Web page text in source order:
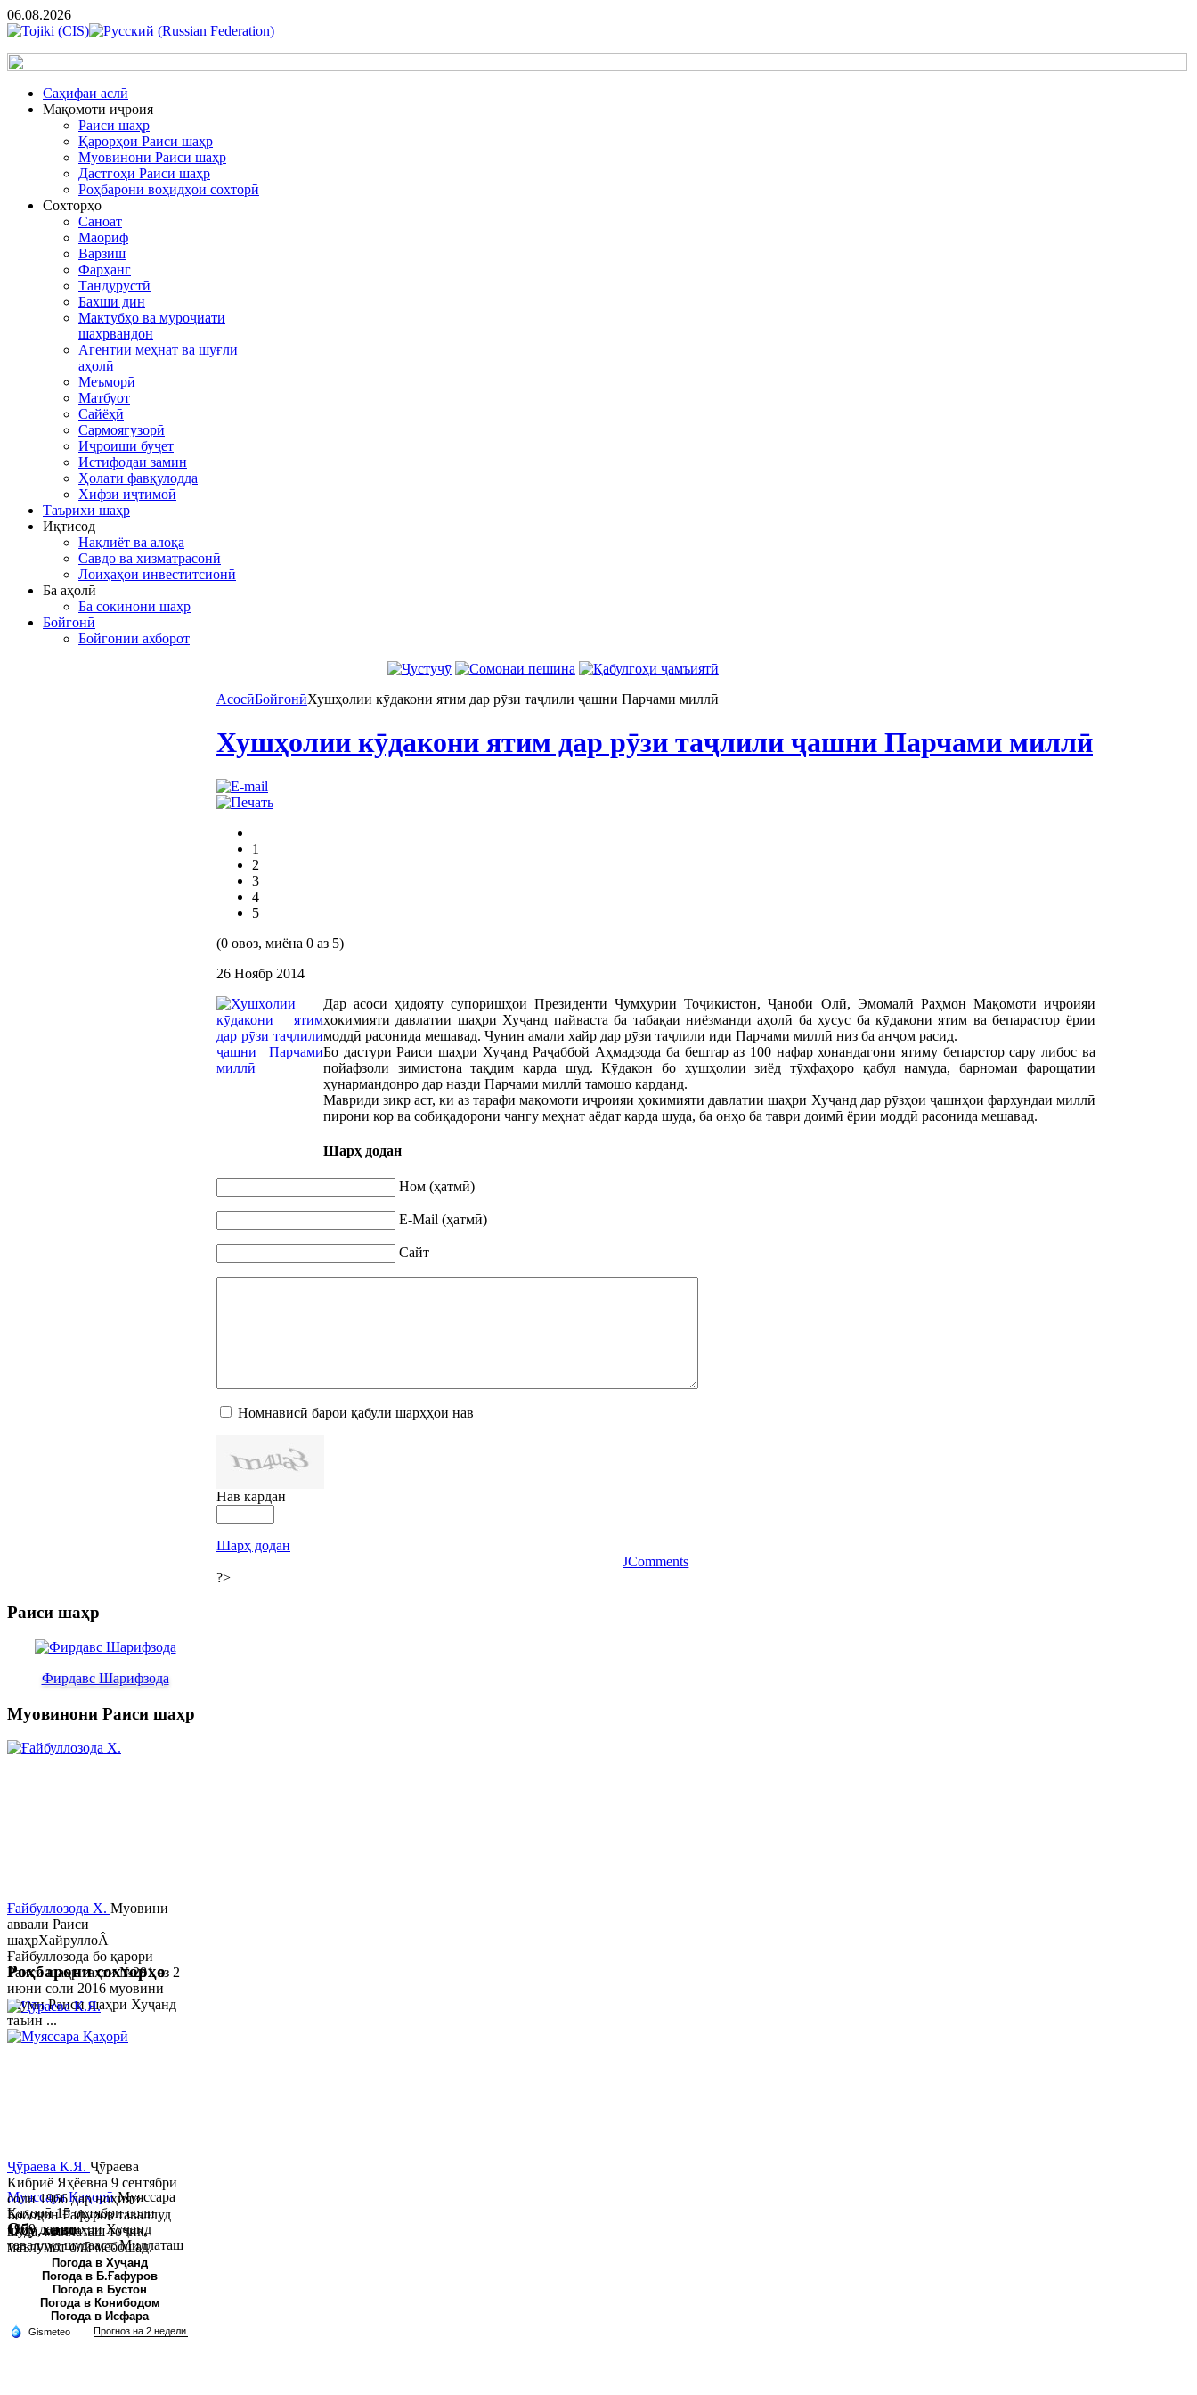
06.08.2026
Cаҳифаи аслӣ
Мақомоти иҷроия
Раиси шаҳр
Қарорҳои Раиси шаҳр
Муовинони Раиси шаҳр
Дастгоҳи Раиси шаҳр
Роҳбарони воҳидҳои сохторӣ
Сохторҳо
Саноат
Маориф
Варзиш
Фарҳанг
Тандурустӣ
Бахши дин
Мактубҳо ва муроҷиати
шаҳрвандон
Агентии меҳнат ва шуғли
аҳолӣ
Меъморӣ
Матбуот
Сайёҳӣ
Сармоягузорӣ
Иҷроиши буҷет
Истифодаи замин
Ҳолати фавқулодда
Хифзи иҷтимоӣ
Таърихи шаҳр
Иқтисод
Нақлиёт ва алоқа
Савдо ва хизматрасонӣ
Лоиҳаҳои инвеститсионӣ
Ба аҳолӣ
Ба сокинони шаҳр
Бойгонӣ
Бойгонии ахборот
АсосӣБойгонӣХушҳолии кӯдакони ятим дар рӯзи таҷлили ҷашни Парчами миллӣ
Хушҳолии кӯдакони ятим дар рӯзи таҷлили ҷашни Парчами миллӣ
1
2
3
4
5
(0 овоз, миёна 0 аз 5)
26 Ноябр 2014
Дар асоси ҳидояту супоришҳои Президенти Ҷумҳурии Тоҷикистон, Ҷаноби Олӣ, Эмомалӣ Раҳмон Мақомоти иҷроияи
ҳокимияти давлатии шаҳри Хуҷанд пайваста ба табақаи ниёзманди аҳолӣ ба хусус ба кӯдакони ятим ва бепарастор ёрии
моддӣ расонида мешавад. Чунин амали хайр дар рӯзи таҷлили иди Парчами миллӣ низ ба анҷом расид.
Бо дастури Раиси шаҳри Хуҷанд Раҷаббой Аҳмадзода ба бештар аз 100 нафар хонандагони ятиму бепарстор сару либос ва
пойафзоли зимистона тақдим карда шуд. Кӯдакон бо хушҳолии зиёд тӯҳфаҳоро қабул намуда, барномаи фарощатии
ҳунармандонро дар назди Парчами миллӣ тамошо карданд.
Мавриди зикр аст, ки аз тарафи мақомоти иҷроияи ҳокимияти давлатии шаҳри Хуҷанд дар рӯзҳои ҷашнҳои фархундаи миллӣ
пирони кор ва собиқадорони чангу меҳнат аёдат карда шуда, ба онҳо ба таври доимӣ ёрии моддӣ расонида мешавад.
Шарҳ додан
Ном (ҳатмӣ)
E-Mail (ҳатмӣ)
Сайт
Номнависӣ барои қабули шарҳҳои нав
Нав кардан
Шарҳ додан
JComments
?>
Раиси шаҳр
Фирдавс Шарифзода
Муовинони Раиси шаҳр
Ғайбуллозода Х. Муовини
аввали Раиси
шаҳрХайруллоÂ
Ғайбуллозода бо қарори
Раиси шаҳр таҳти №281 аз 2
июни соли 2016 муовини
якуми Раиси шаҳри Хуҷанд
таъин ...
Муяссара ҚаҳорӣМуяссара
Қаҳорӣ 15 октябри соли
1979 дар шаҳри Хуҷанд
таваллуд шудааст. Миллаташ
тоҷик. Маълумот олӣ. Соли
2002 Донишгоҳи давлатии
Хуҷанд ба...
Роҳбарони сохторҳо
Ҷӯраева К.Я. Ҷӯраева
Кибриё Яҳёевна 9 сентябри
соли 1966 дар ноҳияи
Бобоҷон Ғафуров таваллуд
шуда, миллаташ тоҷик,
маълумот олӣ мебошад.
Соли 1997 Донишг...
Обу хаво
Погода в Хуҷанд
Погода в Б.Ғафуров
Погода в Бустон
Погода в Конибодом
Погода в Исфара